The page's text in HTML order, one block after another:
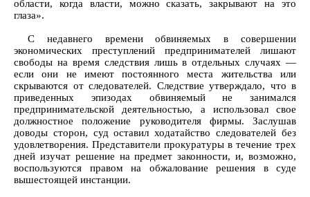
области, когда власти, можно сказать, закрывают на это
глаза».
С недавнего времени обвиняемых в совершении
экономических преступлений предпринимателей лишают
свободы на время следствия лишь в отдельных случаях —
если они не имеют постоянного места жительства или
скрываются от следователей. Следствие утверждало, что в
приведенных эпизодах обвиняемый не занимался
предпринимательской деятельностью, а использовал свое
должностное положение руководителя фирмы. Заслушав
доводы сторон, суд оставил ходатайство следователей без
удовлетворения. Представители прокуратуры в течение трех
дней изучат решение на предмет законности, и, возможно,
воспользуются правом на обжалование решения в суде
вышестоящей инстанции.